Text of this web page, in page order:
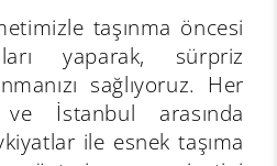
taşınma öncesi
yaparak, sürpriz
sağlıyoruz. Her
İstanbul arasında
ile esnek taşıma